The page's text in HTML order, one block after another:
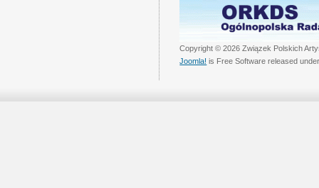
Copyright © 2026 Związek Polskich
Joomla! is Free Software released